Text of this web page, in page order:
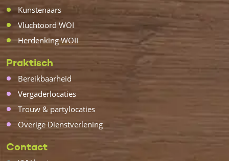
Kunstenaars
Vluchtoord WOI
Herdenking WOII
Praktisch
Bereikbaarheid
Vergaderlocaties
Trouw & partylocaties
Overige Dienstverlening
Contact